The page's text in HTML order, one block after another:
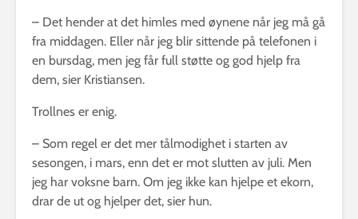
– Det hender at det himles med øynene når jeg må gå
fra middagen. Eller når jeg blir sittende på telefonen i
en bursdag, men jeg får full støtte og god hjelp fra
dem, sier Kristiansen.
Trollnes er enig.
– Som regel er det mer tålmodighet i starten av
sesongen, i mars, enn det er mot slutten av juli. Men
jeg har voksne barn. Om jeg ikke kan hjelpe et ekorn,
drar de ut og hjelper det, sier hun.